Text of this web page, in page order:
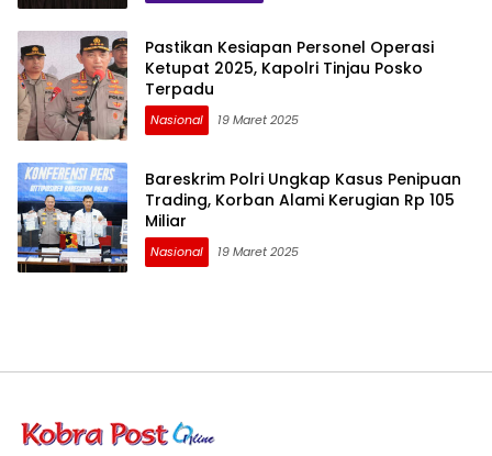
Pastikan Kesiapan Personel Operasi
Ketupat 2025, Kapolri Tinjau Posko
Terpadu
Nasional 19 Maret 2025
Bareskrim Polri Ungkap Kasus Penipuan
Trading, Korban Alami Kerugian Rp 105
Miliar
Nasional 19 Maret 2025